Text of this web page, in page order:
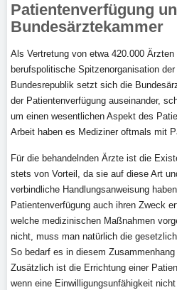
Patientenverfügung
Bundesärztekammer
Als Vertretung von etwa 420.000
berufspolitische Spitzenorganisation
Bundesrepublik setzt sich die
der Patientenverfügung auseinander,
um einen wesentlichen Aspekt des
Arbeit haben es Mediziner oftmals mit
Für die behandelnden Ärzte ist die
stets von Vorteil, da sie auf diese Art
verbindliche Handlungsanweisung
Patientenverfügung auch ihren Zweck
welche medizinischen Maßnahmen
nicht, muss man natürlich die
So bedarf es in diesem
Zusätzlich ist die Errichtung einer
wenn eine Einwilligungsunfähigkeit